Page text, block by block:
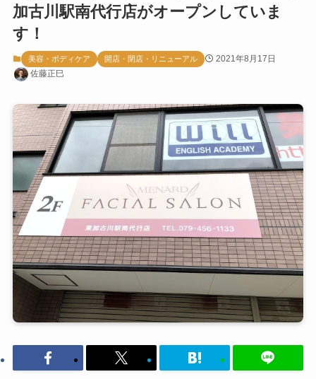
加古川駅南代行店がオープンしていま
す！
美容・ボディケア 開店・閉店・リニューアル
2021年8月17日
佐藤正巳